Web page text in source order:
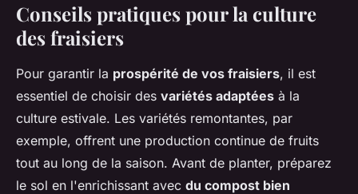
Conseils pratiques pour la culture
des fraisiers
Pour garantir la prospérité de vos fraisiers, il est
essentiel de choisir des variétés adaptées à la
culture estivale. Les variétés remontantes, par
exemple, offrent une production continue de fruits
tout au long de la saison. Avant de planter, préparez
le sol en l'enrichissant avec du compost bien